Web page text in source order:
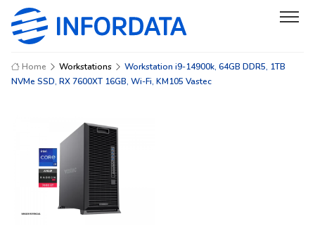
Home Workstations
Workstation i9-14900k, 64GB DDR5, 1TB
NVMe SSD, RX 7600XT 16GB, Wi-Fi, KM105 Vastec